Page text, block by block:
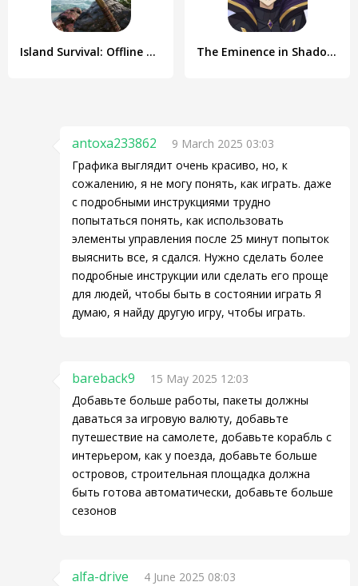
Island Survival: Offline Games The Eminence in Shadow RPG
antoxa233862
9 March 2025 03:03
Графика выглядит очень красиво, но, к
сожалению, я не могу понять, как играть. даже
с подробными инструкциями трудно
попытаться понять, как использовать
элементы управления после 25 минут попыток
выяснить все, я сдался. Нужно сделать более
подробные инструкции или сделать его проще
для людей, чтобы быть в состоянии играть Я
думаю, я найду другую игру, чтобы играть.
bareback9
15 May 2025 12:03
Добавьте больше работы, пакеты должны
даваться за игровую валюту, добавьте
путешествие на самолете, добавьте корабль с
интерьером, как у поезда, добавьте больше
островов, строительная площадка должна
быть готова автоматически, добавьте больше
сезонов
alfa-drive
4 June 2025 08:03